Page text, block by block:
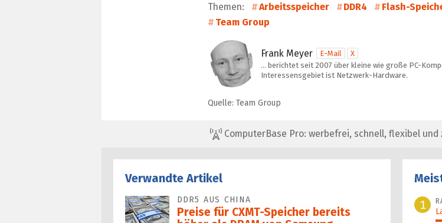
Themen: Arbeitsspeicher DDR4 Flash-
Team Group
Frank Meyer E-Mail
X
… berichtet seit 2007 über kleine wie große PC-
Interessensgebiet ist Netzwerk-Hardware.
Quelle: Team Group
ComputerBase Pro: werbefrei, schnell, flexibel und
Verwandte Artikel
DDR5 AUS CHINA
Preise für CXMT-Speicher bereits
1